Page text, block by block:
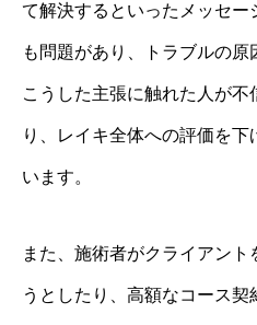
て解決するといったメッセー
も問題があり、トラブルの原
こうした主張に触れた人が
り、レイキ全体への評価を
います。
また、施術者がクライアン
うとしたり、高額なコース